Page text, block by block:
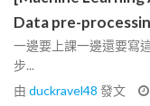
Data pre-
一邊要上課一邊還要寫
步...
由 duckravel48 發文